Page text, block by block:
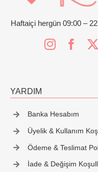
Haftaiçi hergün 09:00 –
YARDIM
Banka Hesabım
Üyelik & Kullanım
Ödeme & Teslimat
İade & Değişim